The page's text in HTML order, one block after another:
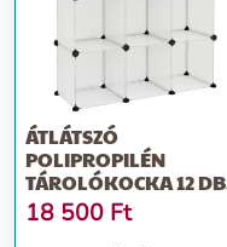
ÁTLÁTSZÓ
POLIPROPILÉN
TÁROLÓKOCKA 12 DB
KOCKÁVAL
18 500 Ft